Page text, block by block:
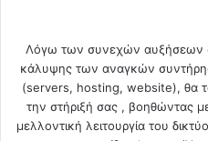
Λόγω των συνεχών αυξήσεων
κάλυψης των αναγκών
(servers, hosting, website), θα
την στήριξή σας , βοηθώντας
μελλοντική λειτουργία του